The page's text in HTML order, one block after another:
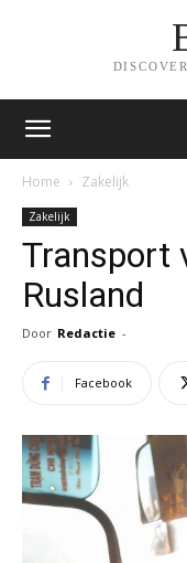
Home Zakelijk
Zakelijk
Transport
Rusland
Door Redactie -
Facebook